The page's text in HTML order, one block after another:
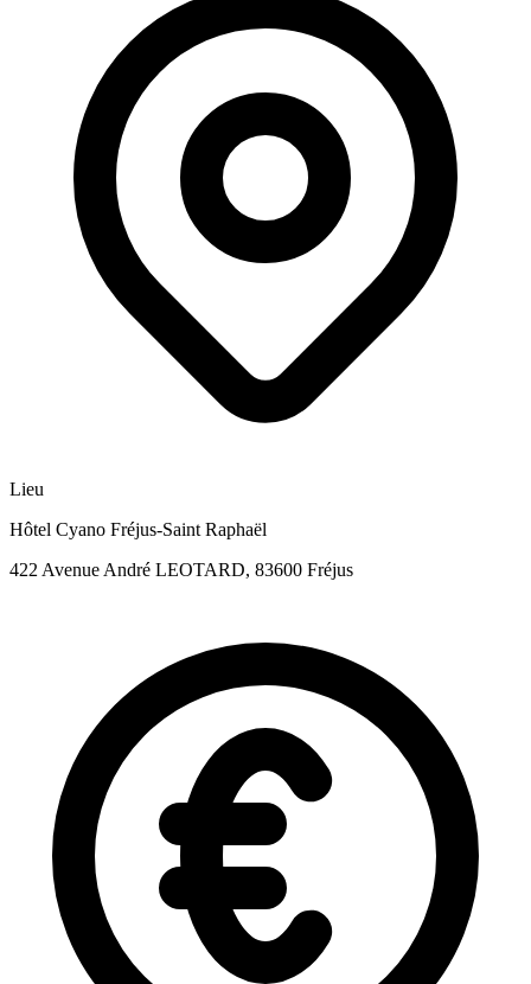
Lieu
Hôtel Cyano Fréjus-Saint Raphaël
422 Avenue André LEOTARD, 83600 Fréjus